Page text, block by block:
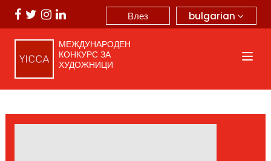
bulgarian
Влез
МЕЖДУНАРОДЕН
КОНКУРС ЗА
ХУДОЖНИЦИ